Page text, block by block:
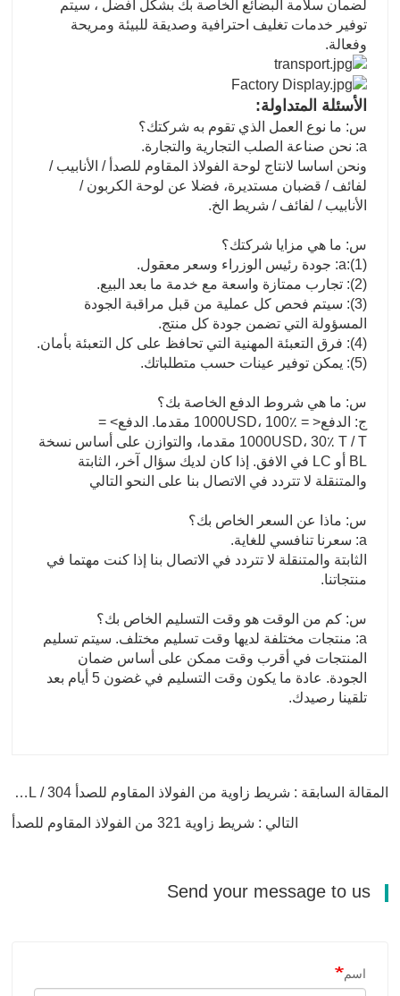
لضمان سلامة البضائع الخاصة بك بشكل أفضل ، سيتم
توفير خدمات تغليف احترافية وصديقة للبيئة ومريحة
وفعالة.
الأسئلة المتداولة:
س: ما نوع العمل الذي تقوم به شركتك؟
a: نحن صناعة الصلب التجارية والتجارة.
ونحن اساسا لانتاج لوحة الفولاذ المقاوم للصدأ / الأنابيب /
لفائف / قضبان مستديرة، فضلا عن لوحة الكربون /
الأنابيب / لفائف / شريط الخ.
س: ما هي مزايا شركتك؟
a:(1): جودة رئيس الوزراء وسعر معقول.
(2): تجارب ممتازة واسعة مع خدمة ما بعد البيع.
(3): سيتم فحص كل عملية من قبل مراقبة الجودة
المسؤولة التي تضمن جودة كل منتج.
(4): فرق التعبئة المهنية التي تحافظ على كل التعبئة بأمان.
(5): يمكن توفير عينات حسب متطلباتك.
س: ما هي شروط الدفع الخاصة بك؟
ج: الدفع< = 1000USD، 100٪ مقدما. الدفع> =
1000USD، 30٪ T / T مقدما، والتوازن على أساس نسخة
BL أو LC في الافق. إذا كان لديك سؤال آخر، الثابتة
والمتنقلة لا تتردد في الاتصال بنا على النحو التالي
س: ماذا عن السعر الخاص بك؟
a: سعرنا تنافسي للغاية.
الثابتة والمتنقلة لا تتردد في الاتصال بنا إذا كنت مهتما في
منتجاتنا.
س: كم من الوقت هو وقت التسليم الخاص بك؟
a: منتجات مختلفة لديها وقت تسليم مختلف. سيتم تسليم
المنتجات في أقرب وقت ممكن على أساس ضمان
الجودة. عادة ما يكون وقت التسليم في غضون 5 أيام بعد
تلقينا رصيدك.
المقالة السابقة : شريط زاوية من الفولاذ المقاوم للصدأ 304 / 304L
التالي : شريط زاوية 321 من الفولاذ المقاوم للصدأ
اسم